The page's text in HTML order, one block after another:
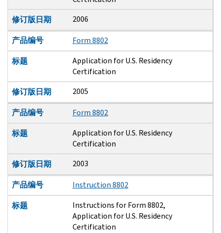
修订版日期
2006
产品编号
Form 8802
标题
Application for U.S. Residency
Certification
修订版日期
2005
产品编号
Form 8802
标题
Application for U.S. Residency
Certification
修订版日期
2003
产品编号
Instruction 8802
标题
Instructions for Form 8802,
Application for U.S. Residency
Certification